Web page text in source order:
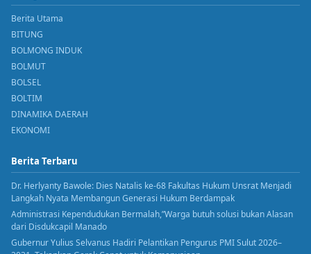
Berita Utama
BITUNG
BOLMONG INDUK
BOLMUT
BOLSEL
BOLTIM
DINAMIKA DAERAH
EKONOMI
Berita Terbaru
Dr. Herlyanty Bawole: Dies Natalis ke-68 Fakultas Hukum Unsrat Menjadi
Langkah Nyata Membangun Generasi Hukum Berdampak
Administrasi Kependudukan Bermalah,”Warga butuh solusi bukan Alasan
dari Disdukcapil Manado
Gubernur Yulius Selvanus Hadiri Pelantikan Pengurus PMI Sulut 2026–